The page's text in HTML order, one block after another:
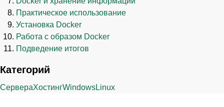
Практическое использование
Установка Docker
Работа с образом Docker
Подведение итогов
Категорий
СервераХостингWindowsLinux